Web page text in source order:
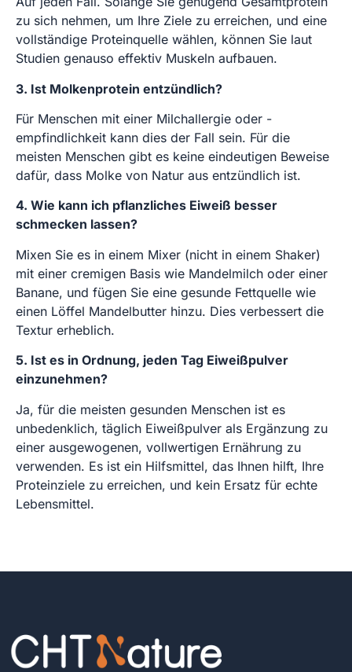
zu sich nehmen, um Ihre Ziele zu erreichen, und eine
vollständige Proteinquelle wählen, können Sie laut
Studien genauso effektiv Muskeln aufbauen.
3. Ist Molkenprotein entzündlich?
Für Menschen mit einer Milchallergie oder -
empfindlichkeit kann dies der Fall sein. Für die
meisten Menschen gibt es keine eindeutigen Beweise
dafür, dass Molke von Natur aus entzündlich ist.
4. Wie kann ich pflanzliches Eiweiß besser
schmecken lassen?
Mixen Sie es in einem Mixer (nicht in einem Shaker)
mit einer cremigen Basis wie Mandelmilch oder einer
Banane, und fügen Sie eine gesunde Fettquelle wie
einen Löffel Mandelbutter hinzu. Dies verbessert die
Textur erheblich.
5. Ist es in Ordnung, jeden Tag Eiweißpulver
einzunehmen?
Ja, für die meisten gesunden Menschen ist es
unbedenklich, täglich Eiweißpulver als Ergänzung zu
einer ausgewogenen, vollwertigen Ernährung zu
verwenden. Es ist ein Hilfsmittel, das Ihnen hilft, Ihre
Proteinziele zu erreichen, und kein Ersatz für echte
Lebensmittel.